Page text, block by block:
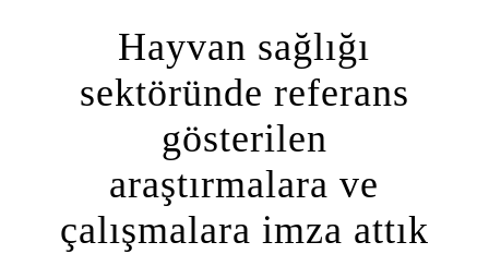
Hayvan sağlığı
sektöründe referans
gösterilen
araştırmalara ve
çalışmalara imza attık